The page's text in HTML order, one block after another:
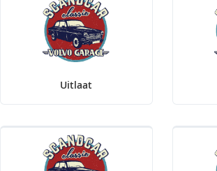
Uitlaat